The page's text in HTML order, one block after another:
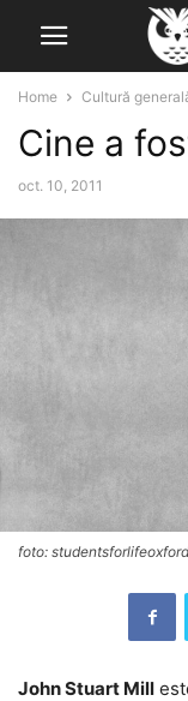
Home Cultură
Cine a
oct. 10, 2011
foto:
John Stuart Mill